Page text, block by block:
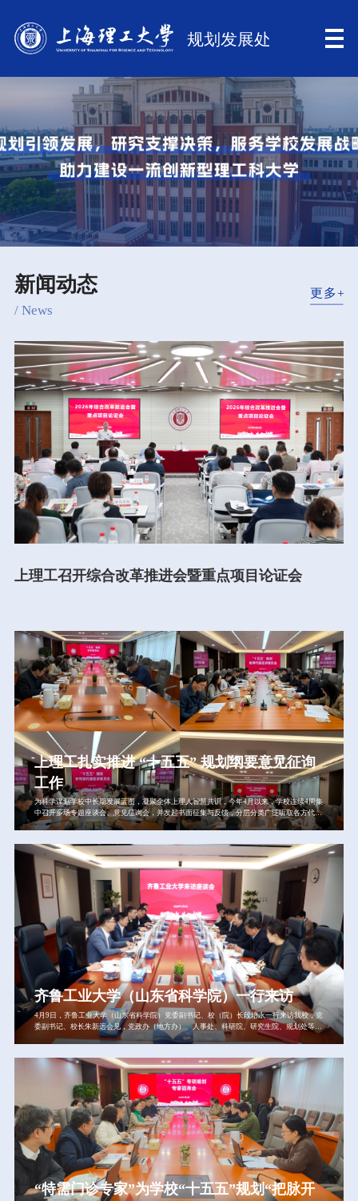
新闻动态
/ News
上理工召开综合改革推进会暨重点项目论证会
上理工扎实推进 “十五五” 规划纲要意见征询
工作
为科学谋划学校中长期发展蓝图，凝聚全体上理人智慧共识，今年4月以来，学校连续4周集
中召开多场专题座谈会、意见征询会，并发起书面征集与反馈，分层分类广泛听取各方代表
对《上海理工大学第十五个五年规划纲要》（征求意见稿）的意见，系统梳理吸纳合理诉求
础。学校于2025年3月启动“十五五”规划编制工作，在编制工作领导小组指导下，明确
了“1+8+10+N”“十五五”发展规划体系，即1部总体规划（纲要）、8部专项规划、10项重点
任务及N部学院（部、研究院）规划。学校坚持战略引领，对标对表国家和上海市“十五
五”规划，将第九次党代会精神和“重服务强贡献”综合改革导向全面融入纲要，开展办学定
位论证，在系统评估“十四五”规划实施成效基础上，科学制定“十五五”发展目标和关键指
标。同时，深入走访调研，开展专家咨询，通过“线上线下结合、校内校外联动”方式广泛吸
纳智慧，为高质量编制工作筑牢民意基础、汇聚发展合力。纲要征求意见稿初步确立了“十
五五”学校事业发展的“一二三四”方略和思路：“一”是坚守一个办学定位，即建设引领行业产
业技术进步的一
齐鲁工业大学（山东省科学院）一行来访
4月9日，齐鲁工业大学（山东省科学院）党委副书记、校（院）长段培永一行来访我校，党
委副书记、校长朱新远会见，党政办（地方办）、人事处、科研院、研究生院、规划处等部
门负责人参加座谈。朱新远对段培永一行表示热烈欢迎，介绍了我校百廿历史文脉、新时代
务、为产育人”理念和“重服务、强贡献”导向，以人才培养为核心深化教育综合改革，着力
培养卓越工程创新人才。两校在服务国家战略、助力区域经济社会发展中定位契合、使命相
通，希望以此次交流为纽带，充分发挥各自优势，拓展多领域、深层次合作，共同为教育强
国建设贡献力量。段培永对我校的热情接待表示感谢，介绍了齐鲁工业大学（山东省科学
院）人才培养、学科建设、科技创新、服务社会等方面情况。他表示，校（院）汇聚省内优
质科教资源，深耕新型工业科技领域创新与人才培养，上理工以行业需求为引领的科教融
汇、产教融合协同育人机制为其提供了宝贵借鉴。两校地缘相近、学缘相亲，合作基础扎
实、空间广阔，期待双方开展多方面务实合作，建立定期交流机制，携手谱写高质量发展新
篇章。会上，双方围绕“十五五”发展规划编
“特需门诊专家”为学校“十五五”规划“把脉开